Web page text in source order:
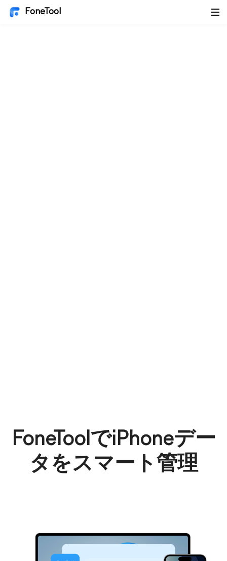
FoneTool
FoneToolでiPhoneデー
タをスマート管理